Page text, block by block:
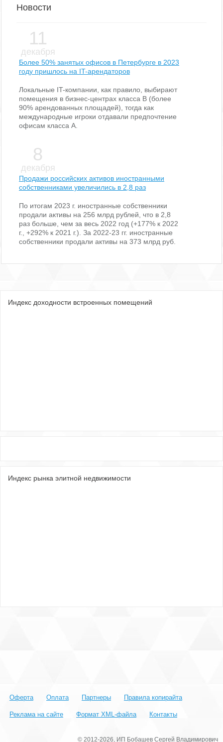
Индекс доходности встроенных помещений
Индекс рынка элитной недвижимости
Новости
11
декабря
Более 50% занятых офисов в Петербурге в 2023
году пришлось на IT-арендаторов
Локальные IT-компании, как правило, выбирают
помещения в бизнес-центрах класса В (более
90% арендованных площадей), тогда как
международные игроки отдавали предпочтение
офисам класса А.
8
декабря
Продажи российских активов иностранными
собственниками увеличились в 2,8 раз
По итогам 2023 г. иностранные собственники
продали активы на 256 млрд рублей, что в 2,8
раз больше, чем за весь 2022 год (+177% к 2022
г., +292% к 2021 г.). За 2022-23 гг. иностранные
собственники продали активы на 373 млрд руб.
Оферта Оплата Партнеры Правила копирайта
Реклама на сайте Формат XML-файла Контакты
© 2012-2026, ИП Бобашев Сергей Владимирович